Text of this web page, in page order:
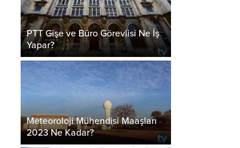
PTT Gişe ve Büro Görevlisi Ne İş
Yapar?
Meteoroloji Mühendisi Maaşları
2023 Ne Kadar?